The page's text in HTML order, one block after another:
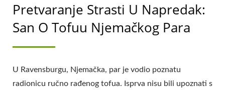
Pretvaranje Strasti U Napredak:
San O Tofuu Njemačkog Para
U Ravensburgu, Njemačka, par je vodio poznatu
radionicu ručno rađenog tofua. Isprva nisu bili upoznati s